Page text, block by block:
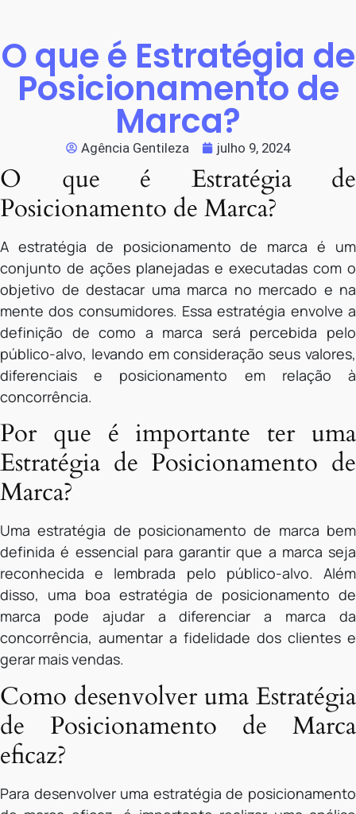
O que é Estratégia de
Posicionamento de
Marca?
Agência Gentileza julho 9, 2024
O que é Estratégia de
Posicionamento de Marca?
A estratégia de posicionamento de marca é um
conjunto de ações planejadas e executadas com o
objetivo de destacar uma marca no mercado e na
mente dos consumidores. Essa estratégia envolve a
definição de como a marca será percebida pelo
público-alvo, levando em consideração seus valores,
diferenciais e posicionamento em relação à
concorrência.
Por que é importante ter uma
Estratégia de Posicionamento de
Marca?
Uma estratégia de posicionamento de marca bem
definida é essencial para garantir que a marca seja
reconhecida e lembrada pelo público-alvo. Além
disso, uma boa estratégia de posicionamento de
marca pode ajudar a diferenciar a marca da
concorrência, aumentar a fidelidade dos clientes e
gerar mais vendas.
Como desenvolver uma Estratégia
de Posicionamento de Marca
eficaz?
Para desenvolver uma estratégia de posicionamento